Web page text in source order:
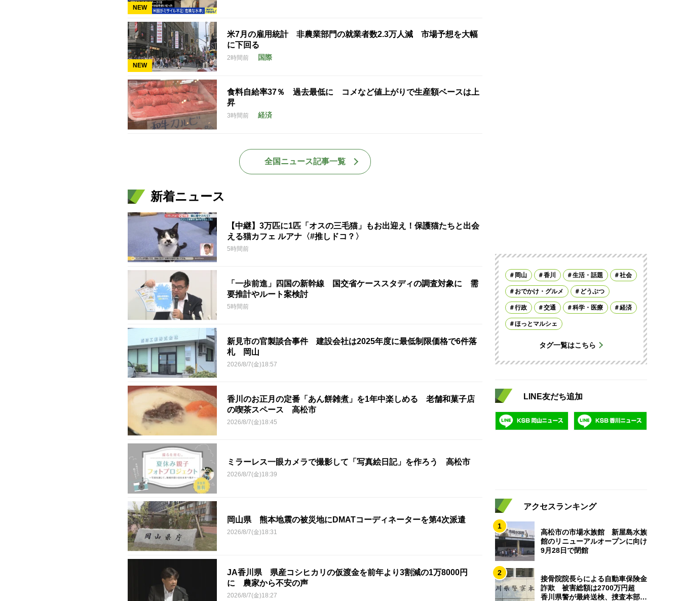
NEW
NEW
米7月の雇用統計 非農業部門の就業者数2.3万人減 市場予想を大幅
に下回る
2時間前 国際
食料自給率37％ 過去最低に コメなど値上がりで生産額ベースは上
昇
3時間前 経済
全国ニュース記事一覧
新着ニュース
【中継】3万匹に1匹「オスの三毛猫」もお出迎え！保護猫たちと出会
える猫カフェ ルアナ〈#推しドコ？〉
5時間前
「一歩前進」四国の新幹線 国交省ケーススタディの調査対象に 需
要推計やルート案検討
5時間前
新見市の官製談合事件 建設会社は2025年度に最低制限価格で6件落
札 岡山
2026/8/7(金)18:57
香川のお正月の定番「あん餅雑煮」を1年中楽しめる 老舗和菓子店
の喫茶スペース 高松市
2026/8/7(金)18:45
ミラーレス一眼カメラで撮影して「写真絵日記」を作ろう 高松市
2026/8/7(金)18:39
岡山県 熊本地震の被災地にDMATコーディネーターを第4次派遣
2026/8/7(金)18:31
JA香川県 県産コシヒカリの仮渡金を前年より3割減の1万8000円
に 農家から不安の声
2026/8/7(金)18:27
岡山 香川 生活・話題 社会
おでかけ・グルメ どうぶつ
行政 交通 科学・医療 経済
ほっとマルシェ
タグ一覧はこちら
LINE友だち追加
アクセスランキング
1
高松市の市場水族館 新屋島水族
館のリニューアルオープンに向け
9月28日で閉館
2
接骨院院長らによる自動車保険金
詐欺 被害総額は2700万円超
香川県警が最終送検、捜査本部解